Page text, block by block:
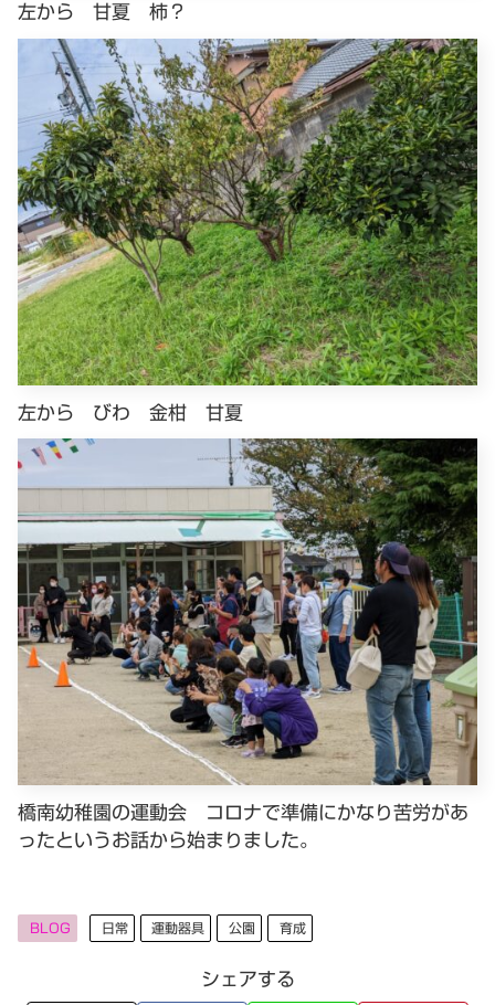
左から 甘夏 柿？
左から びわ 金柑 甘夏
橋南幼稚園の運動会 コロナで準備にかなり苦労があ
ったというお話から始まりました。
BLOG 日常 運動器具 公園 育成
シェアする